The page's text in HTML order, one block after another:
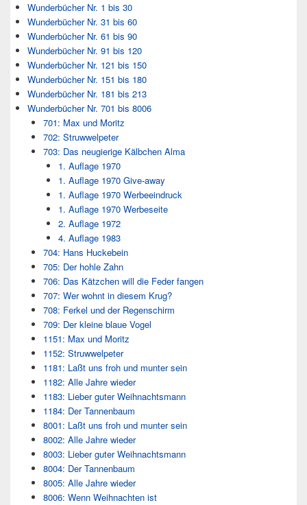
Wunderbücher Nr. 1 bis 30
Wunderbücher Nr. 31 bis 60
Wunderbücher Nr. 61 bis 90
Wunderbücher Nr. 91 bis 120
Wunderbücher Nr. 121 bis 150
Wunderbücher Nr. 151 bis 180
Wunderbücher Nr. 181 bis 213
Wunderbücher Nr. 701 bis 8006
701: Max und Moritz
702: Struwwelpeter
703: Das neugierige Kälbchen Alma
1. Auflage 1970
1. Auflage 1970 Give-away
1. Auflage 1970 Werbeeindruck
1. Auflage 1970 Werbeseite
2. Auflage 1972
4. Auflage 1983
704: Hans Huckebein
705: Der hohle Zahn
706: Das Kätzchen will die Feder fangen
707: Wer wohnt in diesem Krug?
708: Ferkel und der Regenschirm
709: Der kleine blaue Vogel
1151: Max und Moritz
1152: Struwwelpeter
1181: Laßt uns froh und munter sein
1182: Alle Jahre wieder
1183: Lieber guter Weihnachtsmann
1184: Der Tannenbaum
8001: Laßt uns froh und munter sein
8002: Alle Jahre wieder
8003: Lieber guter Weihnachtsmann
8004: Der Tannenbaum
8005: Alle Jahre wieder
8006: Wenn Weihnachten ist